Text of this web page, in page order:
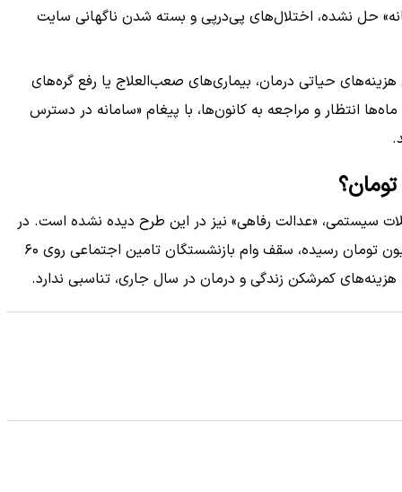
حل نشده، اختلال‌های پی‌درپی و بسته شدن ناگهانی سایت
هزینه‌های حیاتی درمان، بیماری‌های صعب‌العلاج یا رفع گره‌های
انتظار و مراجعه به کانون‌ها، با پیغام «سامانه در دسترس
سیستمی، «عدالت رفاهی» نیز در این طرح دیده نشده است. در
حالی که وام بازنشستگان کشوری به ۷۵ میلیون تومان رسیده، سقف وام بازنشستگان تامین اجتماعی روی ۶۰
کمرشکن زندگی و درمان در سال جاری، تناسبی ندارد.